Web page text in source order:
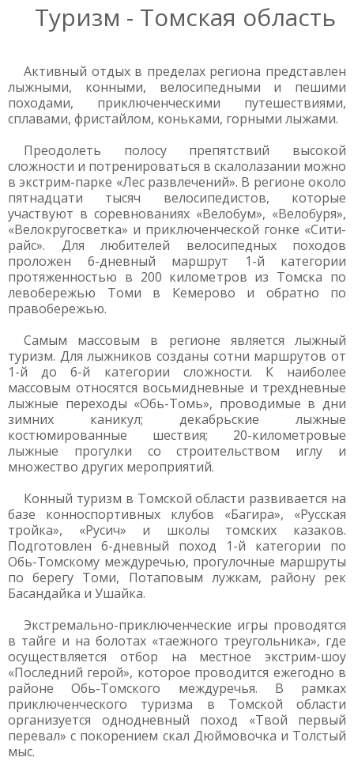
Туризм - Томская область
Активный отдых в пределах региона представлен
лыжными, конными, велосипедными и пешими
походами, приключенческими путешествиями,
сплавами, фристайлом, коньками, горными лыжами.
Преодолеть полосу препятствий высокой
сложности и потренироваться в скалолазании можно
в экстрим-парке «Лес развлечений». В регионе около
пятнадцати тысяч велосипедистов, которые
участвуют в соревнованиях «Велобум», «Велобуря»,
«Велокругосветка» и приключенческой гонке «Сити-
райс». Для любителей велосипедных походов
проложен 6-дневный маршрут 1-й категории
протяженностью в 200 километров из Томска по
левобережью Томи в Кемерово и обратно по
правобережью.
Самым массовым в регионе является лыжный
туризм. Для лыжников созданы сотни маршрутов от
1-й до 6-й категории сложности. К наиболее
массовым относятся восьмидневные и трехдневные
лыжные переходы «Обь-Томь», проводимые в дни
зимних каникул; декабрьские лыжные
костюмированные шествия; 20-километровые
лыжные прогулки со строительством иглу и
множество других мероприятий.
Конный туризм в Томской области развивается на
базе конноспортивных клубов «Багира», «Русская
тройка», «Русич» и школы томских казаков.
Подготовлен 6-дневный поход 1-й категории по
Обь-Томскому междуречью, прогулочные маршруты
по берегу Томи, Потаповым лужкам, району рек
Басандайка и Ушайка.
Экстремально-приключенческие игры проводятся
в тайге и на болотах «таежного треугольника», где
осуществляется отбор на местное экстрим-шоу
«Последний герой», которое проводится ежегодно в
районе Обь-Томского междуречья. В рамках
приключенческого туризма в Томской области
организуется однодневный поход «Твой первый
перевал» с покорением скал Дюймовочка и Толстый
мыс.